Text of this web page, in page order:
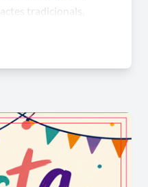
tradicionals,
edicions del
i de
que reuneix
per